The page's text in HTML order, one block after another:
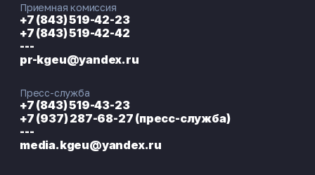
Приемная комиссия
+7 (843) 519-42-23
+7 (843) 519-42-42
---
pr-kgeu@yandex.ru
Пресс-служба
+7 (843) 519-43-23
+7 (937) 287-68-27 (пресс-служба)
---
media.kgeu@yandex.ru